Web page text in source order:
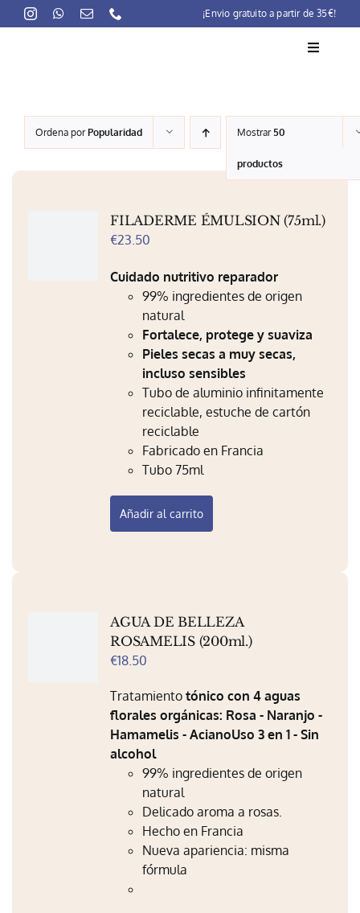
to
¡Envio gratuito a partir de 35€!
Toggle
La marca
Lait-Crème Concentré
Productos
Puntos venta
Contacto
Mi Perfil
Carrito
Ordena porPopularidad Mostrar50
productos
FILADERME ÉMULSION (75ml.)
€23.50
Cuidado nutritivo reparador
99% ingredientes de origen
natural
Fortalece, protege y suaviza
Pieles secas a muy secas,
incluso sensibles
Tubo de aluminio infinitamente
reciclable, estuche de cartón
reciclable
Fabricado en Francia
Tubo 75ml
Añadir al carrito
AGUA DE BELLEZA
ROSAMELIS (200ml.)
€18.50
Tratamientotónico con 4 aguas
florales orgánicas: Rosa - Naranjo -
Hamamelis - AcianoUso 3 en 1 - Sin
alcohol
99% ingredientes de origen
natural
Delicado aroma a rosas.
Hecho en Francia
Nueva apariencia: misma
fórmula